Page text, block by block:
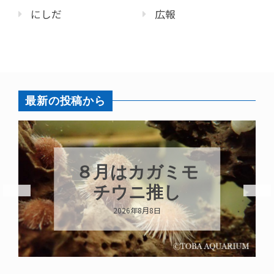
にしだ
広報
最新の投稿から
新発売！いちこ
キーホルダー
2026年8月8日